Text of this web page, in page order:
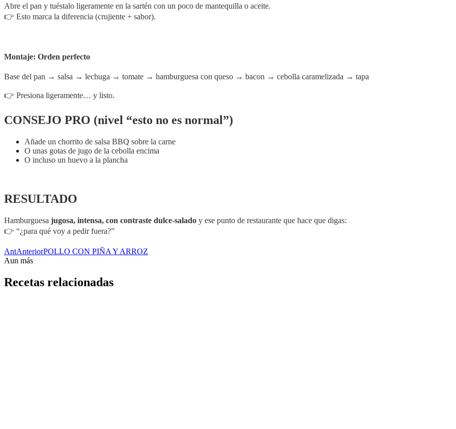
Abre el pan y tuéstalo ligeramente en la sartén con un poco de mantequilla o aceite.
👉 Esto marca la diferencia (crujiente + sabor).
Montaje: Orden perfecto
Base del pan → salsa → lechuga → tomate → hamburguesa con queso → bacon → cebolla caramelizada → tapa
👉 Presiona ligeramente… y listo.
CONSEJO PRO (nivel “esto no es normal”)
Añade un chorrito de salsa BBQ sobre la carne
O unas gotas de jugo de la cebolla encima
O incluso un huevo a la plancha
RESULTADO
Hamburguesa jugosa, intensa, con contraste dulce-salado y ese punto de restaurante que hace que digas:
👉 “¿para qué voy a pedir fuera?”
AntAnteriorPOLLO CON PIÑA Y ARROZ
Aun más
Recetas relacionadas